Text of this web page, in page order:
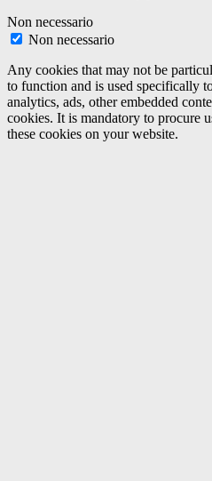
Non necessario
Non necessario
Any cookies that may not be
to function and is used specifically
analytics, ads, other embedded
cookies. It is mandatory to procure
these cookies on your website.